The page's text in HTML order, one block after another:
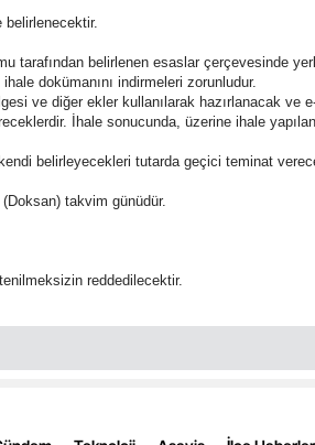
belirlenecektir.
tarafından belirlenen esaslar çerçevesinde
dokümanını indirmeleri zorunludur.
ve diğer ekler kullanılarak hazırlanacak
İhale sonucunda, üzerine ihale
belirleyecekleri tutarda geçici teminat
takvim günüdür.
reddedilecektir.